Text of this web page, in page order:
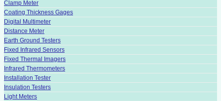
Clamp Meter
Coating Thickness Gages
Digital Multimeter
Distance Meter
Earth Ground Testers
Fixed Infrared Sensors
Fixed Thermal Imagers
Infrared Thermometers
Installation Tester
Insulation Testers
Light Meters